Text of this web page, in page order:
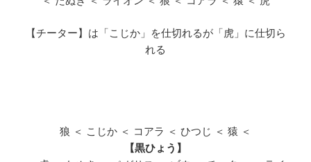
【チーター】は「こじか」を仕切れるが「虎」に仕切ら
れる
狼 ＜ こじか ＜ コアラ ＜ ひつじ ＜ 猿 ＜
【黒ひょう】